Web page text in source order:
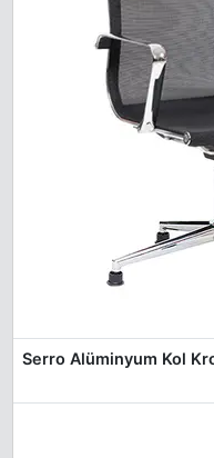
Serro Alüminyum Kol